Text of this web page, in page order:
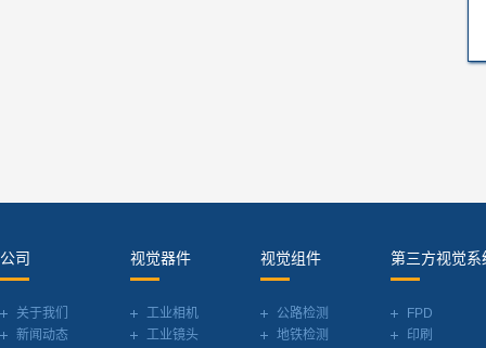
公司
关于我们
新闻动态
视觉器件
工业相机
工业镜头
视觉组件
公路检测
地铁检测
第三方视觉系
FPD
印刷